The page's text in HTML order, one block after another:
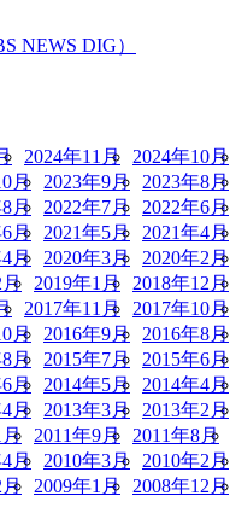
NEWS DIG）
2024年11月 2024年10月
月 2023年9月 2023年8月
月 2022年7月 2022年6月
月 2021年5月 2021年4月
月 2020年3月 2020年2月
月 2019年1月 2018年12月
2017年11月 2017年10月
月 2016年9月 2016年8月
月 2015年7月 2015年6月
月 2014年5月 2014年4月
月 2013年3月 2013年2月
月 2011年9月 2011年8月
月 2010年3月 2010年2月
月 2009年1月 2008年12月